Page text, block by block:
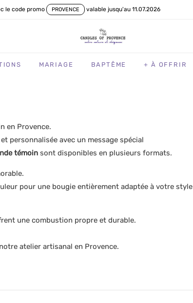
le code promo PROVENCE valable jusqu'au 11.07.2026
MARIAGE BAPTÊME + À OFFRIR
en Provence.
personnalisée avec un message spécial
témoin sont disponibles en plusieurs formats.
pour une bougie entièrement adaptée à votre style
une combustion propre et durable.
atelier artisanal en Provence.